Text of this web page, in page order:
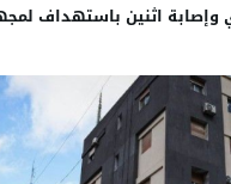
اثنين باستهداف